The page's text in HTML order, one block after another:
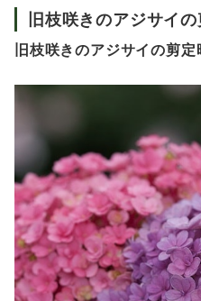
旧枝咲きのアジサイの
旧枝咲きのアジサイの剪定